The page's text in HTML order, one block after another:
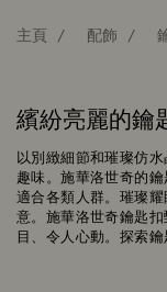
主頁 配飾
繽紛亮麗的鑰
以別緻細節和璀璨仿
趣味。施華洛世奇的
適合各類人群。璀璨
意。施華洛世奇鑰匙
目、令人心動。探索